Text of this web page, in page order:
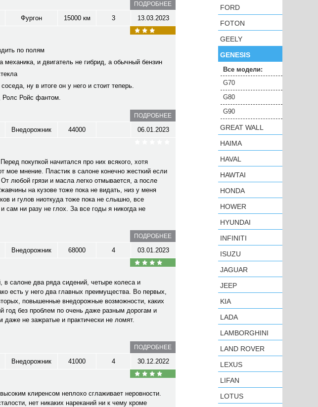
ПОДРОБНЕЕ
Фургон 15000 км 3 13.03.2023
по полям
механика, и двигатель не гибрид, а обычный бензин
ну в итоге он у него и стоит теперь.
Ролс Ройс фантом.
ПОДРОБНЕЕ
Внедорожник 44000 06.01.2023
покупкой начитался про них всякого, хотя
мое мнение. Пластик в салоне конечно жесткий если
любой грязи и масла легко отмывается, а после
на кузове тоже пока не видать, низ у меня
и гулов ниоткуда тоже пока не слышно, все
сам ни разу не глох. За все годы я никогда не
ПОДРОБНЕЕ
Внедорожник 68000 4 03.01.2023
салоне два ряда сидений, четыре колеса и
есть у него два главных преимущества. Во первых,
повышенные внедорожные возможности, каких
год без проблем по очень даже разным дорогам и
не зажратые и практически не ломят.
ПОДРОБНЕЕ
Внедорожник 41000 4 30.12.2022
клиренсом неплохо сглаживает неровности.
нет никаких нареканий ни к чему кроме
FORD
FOTON
GEELY
GENESIS
Все модели:
G70
G80
G90
GREAT WALL
HAIMA
HAVAL
HAWTAI
HONDA
HOWER
HYUNDAI
INFINITI
ISUZU
JAGUAR
JEEP
KIA
LADA
LAMBORGHINI
LAND ROVER
LEXUS
LIFAN
LOTUS